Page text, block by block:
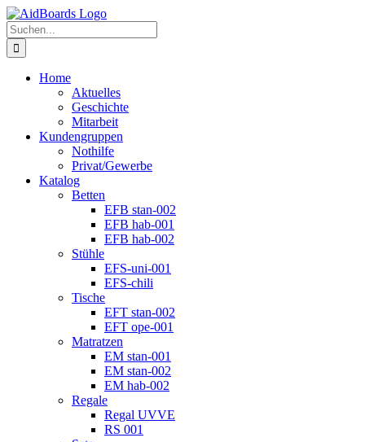
Zum
Inhalt
springen
Instagram
Suche
nach:
Home
Aktuelles
Geschichte
Mitarbeit
Kundengruppen
Nothilfe
Privat/Gewerbe
Katalog
Betten
EFB stan-002
EFB hab-001
EFB hab-002
Stühle
EFS-uni-001
EFS-chili
Tische
EFT stan-002
EFT ope-001
Matratzen
EM stan-001
EM stan-002
EM hab-002
Regale
Regal UVVE
RS 001